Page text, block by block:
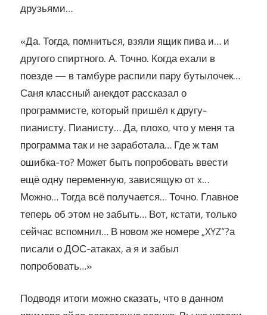
друзьями…
«Да. Тогда, помниться, взяли ящик пива и… и
другого спиртного. А. Точно. Когда ехали в
поезде — в тамбуре распили пару бутылочек…
Саня классный анекдот рассказал о
программисте, который пришёл к другу-
пианисту. Пианисту… Да, плохо, что у меня та
программа так и не заработала… Где ж там
ошибка-то? Может быть попробовать ввести
ещё одну переменную, зависящую от x…
Можно… Тогда всё получается… Точно. Главное
теперь об этом не забыть… Вот, кстати, только
сейчас вспомнил… В новом же номере „XYZ“?а
писали о ДОС-атаках, а я и забыл
попробовать…»
Подводя итоги можно сказать, что в данном